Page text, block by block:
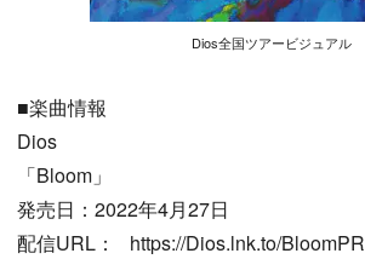
Dios全国ツアービジュアル
■楽曲情報
Dios
「Bloom」
発売日：2022年4月27日
配信URL： https://Dios.lnk.to/BloomPR